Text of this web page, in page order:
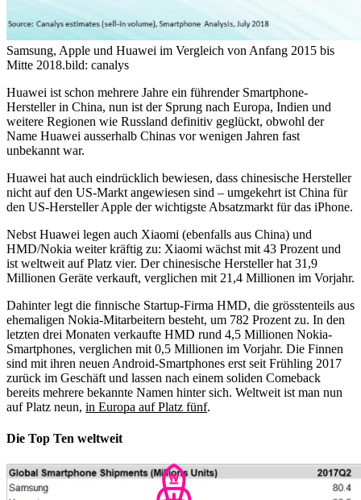
Samsung, Apple und Huawei im Vergleich von Anfang 2015 bis
Mitte 2018.bild: canalys
Huawei ist schon mehrere Jahre ein führender Smartphone-
Hersteller in China, nun ist der Sprung nach Europa, Indien und
weitere Regionen wie Russland definitiv geglückt, obwohl der
Name Huawei ausserhalb Chinas vor wenigen Jahren fast
unbekannt war.
Huawei hat auch eindrücklich bewiesen, dass chinesische Hersteller
nicht auf den US-Markt angewiesen sind – umgekehrt ist China für
den US-Hersteller Apple der wichtigste Absatzmarkt für das iPhone.
Nebst Huawei legen auch Xiaomi (ebenfalls aus China) und
HMD/Nokia weiter kräftig zu: Xiaomi wächst mit 43 Prozent und
ist weltweit auf Platz vier. Der chinesische Hersteller hat 31,9
Millionen Geräte verkauft, verglichen mit 21,4 Millionen im Vorjahr.
Dahinter legt die finnische Startup-Firma HMD, die grösstenteils aus
ehemaligen Nokia-Mitarbeitern besteht, um 782 Prozent zu. In den
letzten drei Monaten verkaufte HMD rund 4,5 Millionen Nokia-
Smartphones, verglichen mit 0,5 Millionen im Vorjahr. Die Finnen
sind mit ihren neuen Android-Smartphones erst seit Frühling 2017
zurück im Geschäft und lassen nach einem soliden Comeback
bereits mehrere bekannte Namen hinter sich. Weltweit ist man nun
auf Platz neun, in Europa auf Platz fünf.
Die Top Ten weltweit